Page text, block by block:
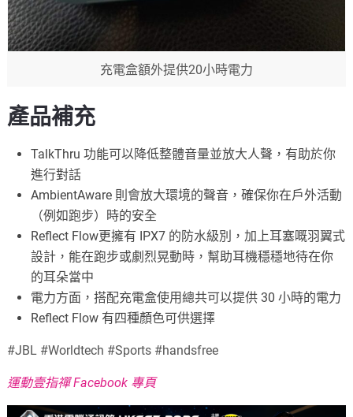
充電盒額外提供20小時電力
產品補充
TalkThru 功能可以降低整體音量並放大人聲，有助於你
進行對話
AmbientAware 則會放大環境的聲音，確保你在戶外活動
（例如跑步）時的安全
Reflect Flow更擁有 IPX7 的防水級別，加上耳塞嘅羽翼式
設計，能在跑步或劇烈晃動時，幫助耳機穩穩地待在你
的耳朵當中
電力方面，搭配充電盒使用總共可以提供 30 小時的電力
Reflect Flow 有四種顏色可供選擇
#JBL #Worldtech #Sports #handsfree
運動壹指禪 Facebook 專頁